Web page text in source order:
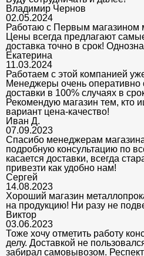
Владимир Чернов
02.05.2024
Работаю с Первым магазином
Цены всегда предлагают
доставка точно в срок!
Екатерина
11.03.2024
Работаем с этой компанией
Менеджеры очень оперативно
доставки в 100% случаях в
Рекомендую магазин тем, кто
вариант цена-качество!
Иван Д.
07.09.2023
Спасибо менеджерам
подробную консультацию по
касается доставки, всегда
привезти как удобно нам!
Сергей
14.08.2023
Хороший магазин
на продукцию! Ни разу не
Виктор
03.06.2023
Тоже хочу отметить работу
делу. Доставкой не
забирал самовывозом.